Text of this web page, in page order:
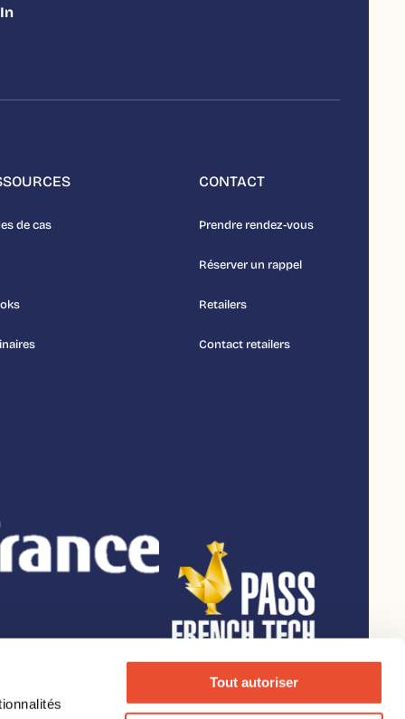
Tout autoriser
de cas
CONTACT
Prendre rendez-vous
Réserver un rappel
Retailers
Contact retailers